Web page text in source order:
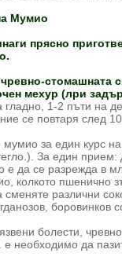
Мумио
прясно
стомашната
мехур (лри
1-2 пъти на
се повтаря след
мумио за един курс
За един прием:
е да се разрежда в
колкото пшенично
различни
боровинков
болести,
е необходимо да